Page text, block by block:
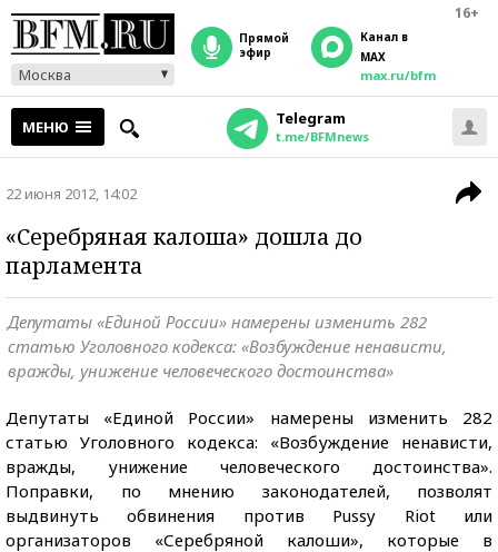
16+
Москва
прямой
эфир
Канал в
MAX
max.ru/bfm
МЕНЮ Telegram
t.me/BFMnews
22 июня 2012, 14:02
«Серебряная калоша» дошла до
парламента
Депутаты «Единой России» намерены изменить 282
статью Уголовного кодекса: «Возбуждение ненависти,
вражды, унижение человеческого достоинства»
Депутаты «Единой России» намерены изменить 282
статью Уголовного кодекса: «Возбуждение ненависти,
вражды, унижение человеческого достоинства».
Поправки, по мнению законодателей, позволят
выдвинуть обвинения против Pussy Riot или
организаторов «Серебряной калоши», которые в